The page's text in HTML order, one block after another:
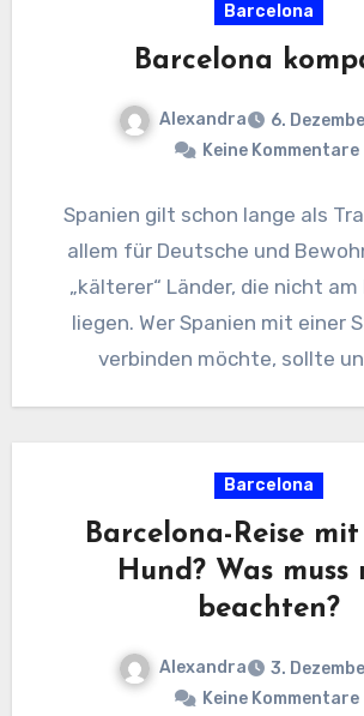
Barcelona
Barcelona
Alexandra
6.
Keine Kommentare
Spanien gilt schon lange als
allem für Deutsche und
„kälterer“ Länder, die nicht
liegen. Wer Spanien mit einer
verbinden möchte, sollte
Barcelona
Barcelona-Reise
Hund? Was muss
beachten?
Alexandra
3.
Keine Kommentare